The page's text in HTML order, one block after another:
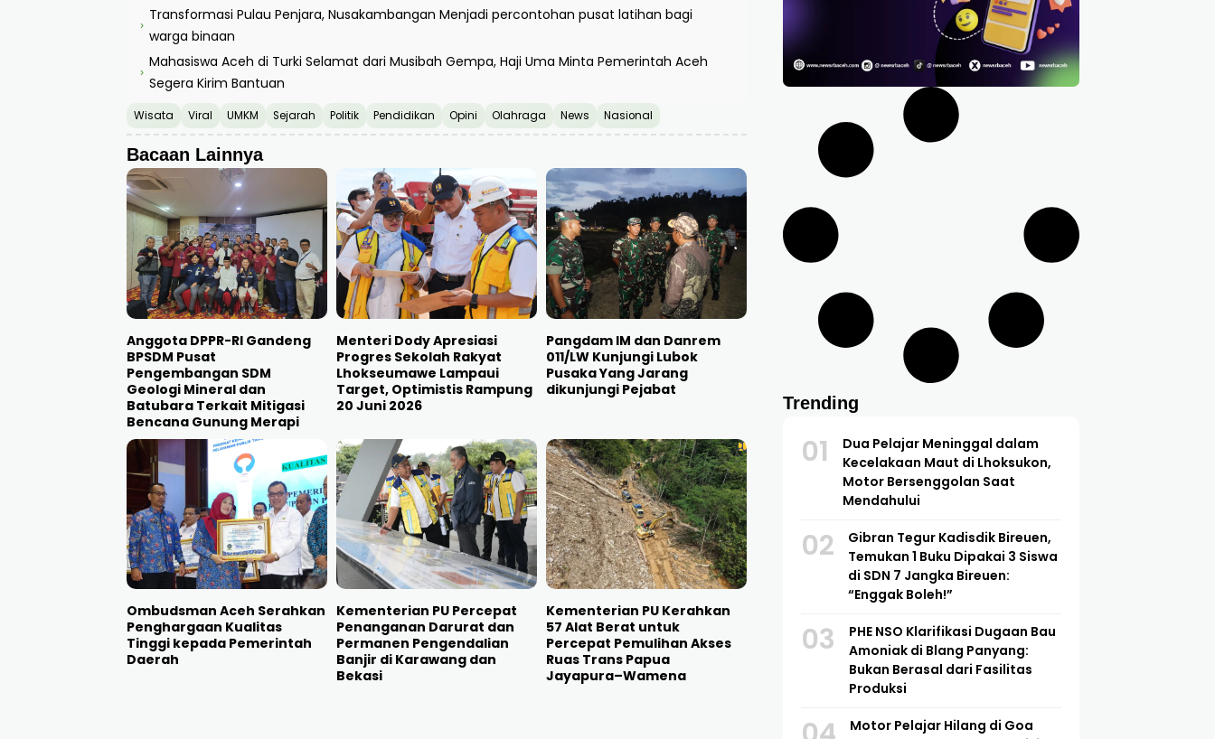
›
Transformasi Pulau Penjara, Nusakambangan Menjadi percontohan pusat latihan bagi
warga binaan
›
Mahasiswa Aceh di Turki Selamat dari Musibah Gempa, Haji Uma Minta Pemerintah Aceh
Segera Kirim Bantuan
Wisata Viral UMKM Sejarah Politik Pendidikan Opini Olahraga News Nasional
Bacaan Lainnya
Anggota DPPR-RI Gandeng
BPSDM Pusat
Pengembangan SDM
Geologi Mineral dan
Batubara Terkait Mitigasi
Bencana Gunung Merapi
Menteri Dody Apresiasi
Progres Sekolah Rakyat
Lhokseumawe Lampaui
Target, Optimistis Rampung
20 Juni 2026
Pangdam IM dan Danrem
011/LW Kunjungi Lubok
Pusaka Yang Jarang
dikunjungi Pejabat
Ombudsman Aceh Serahkan
Penghargaan Kualitas
Tinggi kepada Pemerintah
Daerah
Kementerian PU Percepat
Penanganan Darurat dan
Permanen Pengendalian
Banjir di Karawang dan
Bekasi
Kementerian PU Kerahkan
57 Alat Berat untuk
Percepat Pemulihan Akses
Ruas Trans Papua
Jayapura–Wamena
Trending
01
Dua Pelajar Meninggal dalam
Kecelakaan Maut di Lhoksukon,
Motor Bersenggolan Saat
Mendahului
02
Gibran Tegur Kadisdik Bireuen,
Temukan 1 Buku Dipakai 3 Siswa
di SDN 7 Jangka Bireuen:
“Enggak Boleh!”
03
PHE NSO Klarifikasi Dugaan Bau
Amoniak di Blang Panyang:
Bukan Berasal dari Fasilitas
Produksi
Motor Pelajar Hilang di Goa